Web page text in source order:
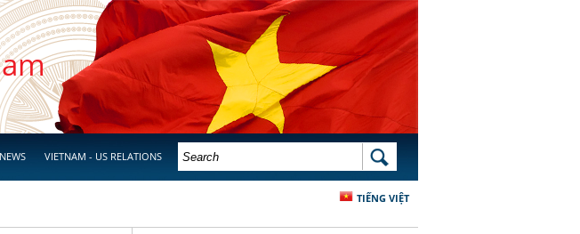
NEWS VIETNAM - US RELATIONS SEARCH FORM SEARCH
TIẾNG VIỆT